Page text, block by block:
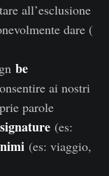
all’esclusione
dare (
be
ai nostri
parole
signature (es:
(es: viaggio,